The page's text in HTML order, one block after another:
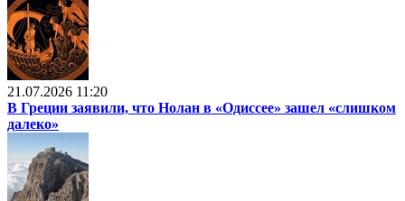
21.07.2026 11:20
В Греции заявили, что Нолан в «Одиссее» зашел «слишком
далеко»